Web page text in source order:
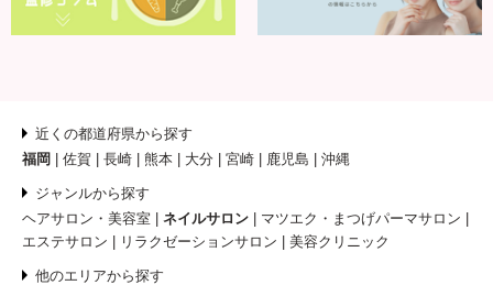
近くの都道府県から探す
福岡
佐賀 長崎 熊本 大分 宮崎 鹿児島 沖縄
ジャンルから探す
ヘアサロン・美容室
ネイルサロン
マツエク・まつげパーマサロン
エステサロン
リラクゼーションサロン 美容クリニック
他のエリアから探す